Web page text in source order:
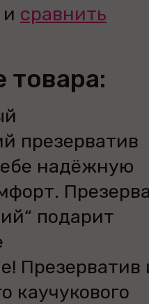
сравнить
товара:
презерватив
надёжную
подарит
Презерватив
каучукового